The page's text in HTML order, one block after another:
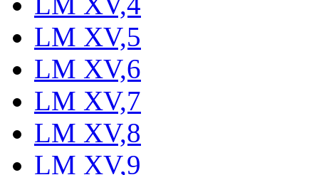
LM XV,5
LM XV,6
LM XV,7
LM XV,8
LM XV,9